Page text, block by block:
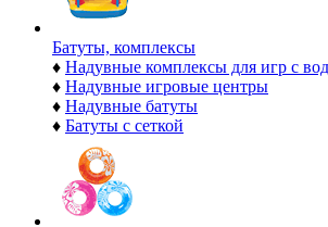
Батуты, комплексы
♦ Надувные комплексы для игр с
♦ Надувные игровые центры
♦ Надувные батуты
♦ Батуты с сеткой